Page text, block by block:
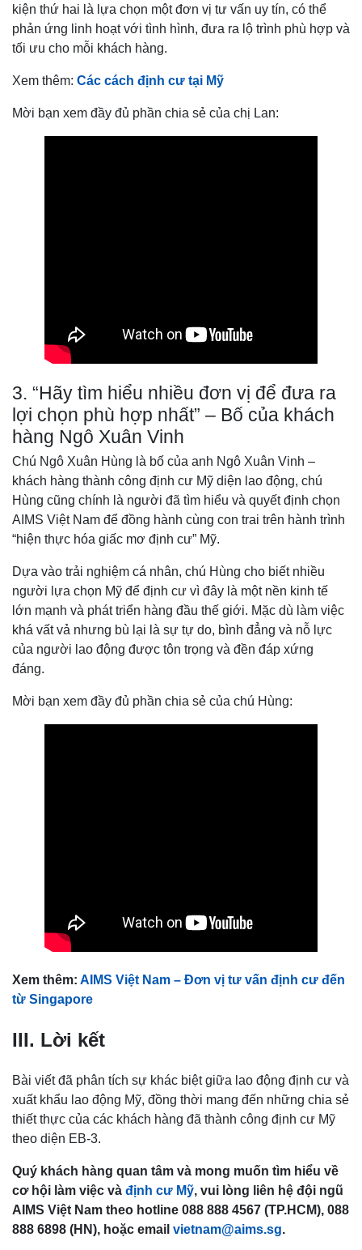
kiện thứ hai là lựa chọn một đơn vị tư vấn uy tín, có thể
phản ứng linh hoạt với tình hình, đưa ra lộ trình phù hợp và
tối ưu cho mỗi khách hàng.
Xem thêm: Các cách định cư tại Mỹ
Mời bạn xem đầy đủ phần chia sẻ của chị Lan:
3. “Hãy tìm hiểu nhiều đơn vị để đưa ra
lợi chọn phù hợp nhất” – Bố của khách
hàng Ngô Xuân Vinh
Chú Ngô Xuân Hùng là bố của anh Ngô Xuân Vinh –
khách hàng thành công định cư Mỹ diện lao động, chú
Hùng cũng chính là người đã tìm hiểu và quyết định chọn
AIMS Việt Nam để đồng hành cùng con trai trên hành trình
“hiện thực hóa giấc mơ định cư” Mỹ.
Dựa vào trải nghiệm cá nhân, chú Hùng cho biết nhiều
người lựa chọn Mỹ để định cư vì đây là một nền kinh tế
lớn mạnh và phát triển hàng đầu thế giới. Mặc dù làm việc
khá vất vả nhưng bù lại là sự tự do, bình đẳng và nỗ lực
của người lao động được tôn trọng và đền đáp xứng
đáng.
Mời bạn xem đầy đủ phần chia sẻ của chú Hùng:
Xem thêm: AIMS Việt Nam – Đơn vị tư vấn định cư đến
từ Singapore
III. Lời kết
Bài viết đã phân tích sự khác biệt giữa lao động định cư và
xuất khẩu lao động Mỹ, đồng thời mang đến những chia sẻ
thiết thực của các khách hàng đã thành công định cư Mỹ
theo diện EB-3.
Quý khách hàng quan tâm và mong muốn tìm hiểu về
cơ hội làm việc và định cư Mỹ, vui lòng liên hệ đội ngũ
AIMS Việt Nam theo hotline 088 888 4567 (TP.HCM), 088
888 6898 (HN), hoặc email vietnam@aims.sg.